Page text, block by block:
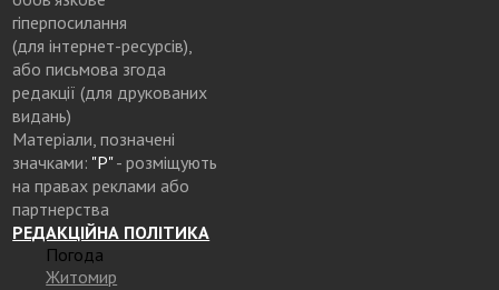
гіперпосилання
(для інтернет-ресурсів),
або письмова згода
редакції (для друкованих
видань)
Матеріали, позначені
значками: "Р"- розміщують
на правах реклами або
партнерства
РЕДАКЦІЙНА ПОЛІТИКА
Погода
Житомир